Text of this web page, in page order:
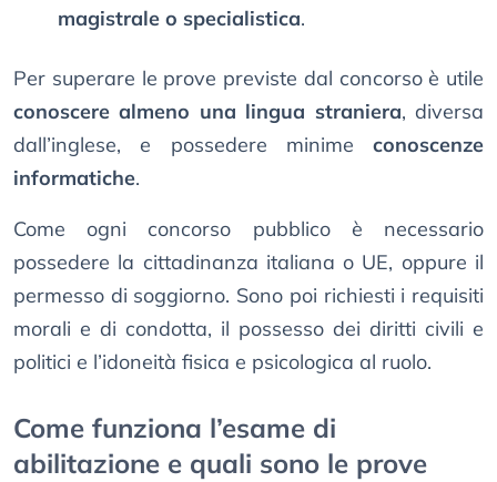
magistrale o specialistica.
Per superare le prove previste dal concorso è utile
conoscere almeno una lingua straniera, diversa
dall’inglese, e possedere minime conoscenze
informatiche.
Come ogni concorso pubblico è necessario
possedere la cittadinanza italiana o UE, oppure il
permesso di soggiorno. Sono poi richiesti i requisiti
morali e di condotta, il possesso dei diritti civili e
politici e l’idoneità fisica e psicologica al ruolo.
Come funziona l’esame di
abilitazione e quali sono le prove